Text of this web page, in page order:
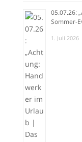
05.07.26:
Sommer-
1. Juli 2026